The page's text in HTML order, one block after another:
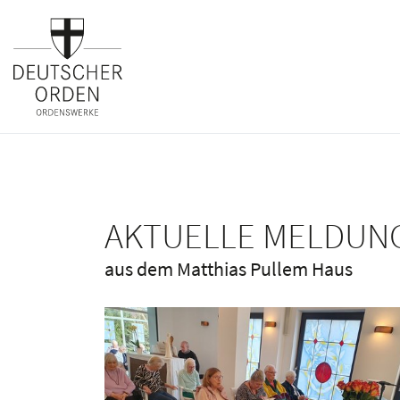
AKTUELLE
aus dem Matthias Pullem Haus